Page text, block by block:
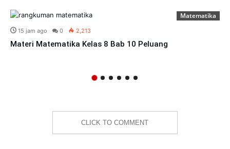
Matematika
15 jam ago 0 2,213
Materi Matematika Kelas 8 Bab 10 Peluang
CLICK TO COMMENT